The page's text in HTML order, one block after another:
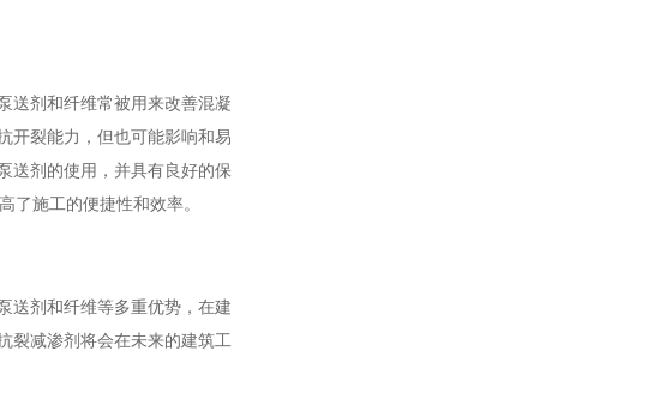
送剂和纤维常被用来改善混凝
开裂能力，但也可能影响和易
送剂的使用，并具有良好的保
施工的便捷性和效率。
送剂和纤维等多重优势，在建
裂减渗剂将会在未来的建筑工